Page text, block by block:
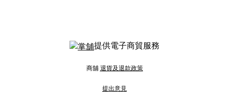
提供電子商貿服務
商舖 退貨及退款政策
提出意見